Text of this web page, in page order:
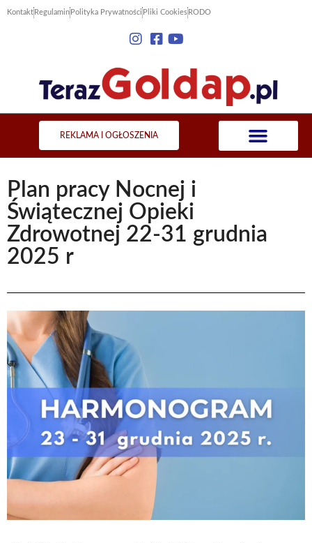
Kontakt Regulamin Polityka Prywatności Pliki Cookies RODO
REKLAMA I OGŁOSZENIA
Plan pracy Nocnej i
Świątecznej Opieki
Zdrowotnej 22-31 grudnia
2025 r